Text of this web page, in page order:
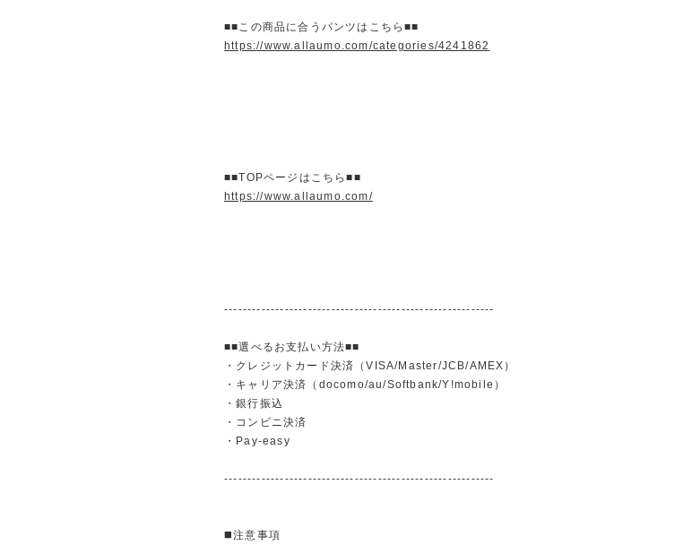
■■この商品に合うパンツはこちら■■
https://www.allaumo.com/categories/4241862
■■TOPページはこちら■■
https://www.allaumo.com/
----------------------------------------------------------
■■選べるお支払い方法■■
・クレジットカード決済（VISA/Master/JCB/AMEX）
・キャリア決済（docomo/au/Softbank/Y!mobile）
・銀行振込
・コンビニ決済
・Pay-easy
----------------------------------------------------------
◼️注意事項